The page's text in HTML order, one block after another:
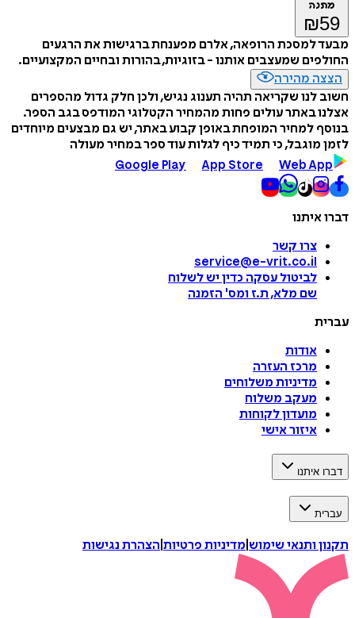
מתנה
₪59
מבעד למסכת הרופאה, אלרם מפענחת ברגישות את הרגעים
החולפים שמעצבים אותנו - בזוגיות, בהורות ובחיים המקצועיים.
הצצה מהירה
חשוב לנו שקריאה תהיה תענוג נגיש, ולכן חלק גדול מהספרים
אצלנו באתר עולים פחות מהמחיר הקטלוגי המודפס בגב הספר.
בנוסף למחיר המופחת באופן קבוע באתר, יש גם מבצעים מיוחדים
לזמן מוגבל, כי תמיד כיף לגלות עוד ספר במחיר מעולה
Google Play
App Store Web App
דברו איתנו
צרו קשר
service@e-vrit.co.il
לביטול עסקה כדין יש לשלוח
שם מלא, ת.ז ומס' הזמנה
עברית
אודות
מרכז העזרה
מדיניות משלוחים
מעקב משלוח
מועדון לקוחות
איזור אישי
דברו איתנו
עברית
תקנון ותנאי שימוש מדיניות פרטיות הצהרת נגישות